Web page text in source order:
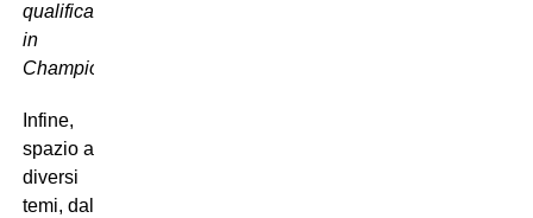
qualificazione
in
Champions”
Infine,
spazio a
diversi
temi, dal